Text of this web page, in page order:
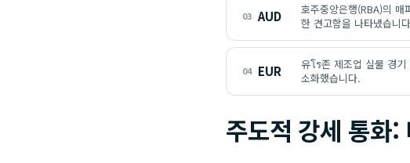
03 AUD
호주중앙은행(RBA)의
한 견고함을 나타냈습니
04 EUR
유โร존 제조업 실물 경
소화했습니다.
주도적 강세 통화